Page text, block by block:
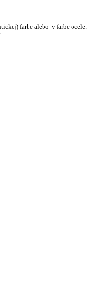
farbe alebo v farbe ocele.